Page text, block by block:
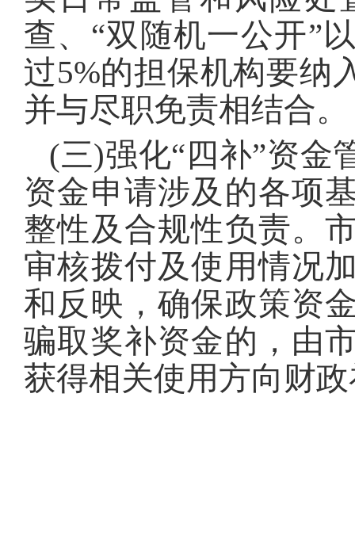
查、“双随机一公开”
过5%的担保机构要纳
并与尽职免责相结合。
(三)强化“四补”资金
资金申请涉及的各项
整性及合规性负责。
审核拨付及使用情况
和反映，确保政策资
骗取奖补资金的，由
获得相关使用方向财